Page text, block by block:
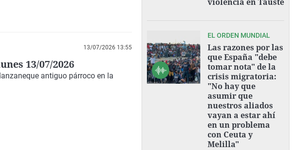
13/07/2026 13:55
13/07/2026
antiguo párroco en la
EL ORDEN MUNDIAL
Las razones por las
que España "debe
tomar nota" de la
crisis migratoria:
"No hay que
asumir que
nuestros aliados
vayan a estar ahí
en un problema
con Ceuta y
Melilla"